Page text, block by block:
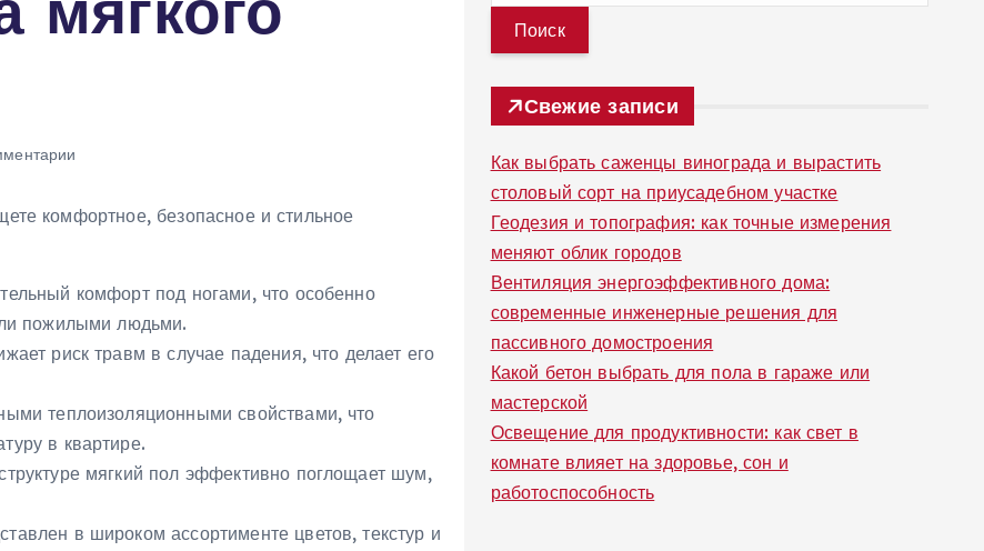
комфортное, безопасное и стильное
комфорт под ногами, что особенно
пожилыми людьми.
риск травм в случае падения, что делает его
теплоизоляционными свойствами, что
в квартире.
мягкий пол эффективно поглощает шум,
в широком ассортименте цветов, текстур и
т
и
Свежие записи
Как выбрать саженцы винограда и вырастить
столовый сорт на приусадебном участке
Геодезия и топография: как точные измерения
меняют облик городов
Вентиляция энергоэффективного дома:
современные инженерные решения для
пассивного домостроения
Какой бетон выбрать для пола в гараже или
мастерской
Освещение для продуктивности: как свет в
комнате влияет на здоровье, сон и
работоспособность